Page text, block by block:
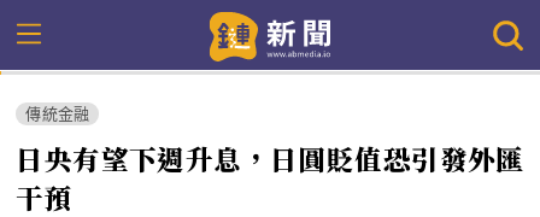
傳統金融
日央有望下週升息，日圓貶值恐引發外匯
干預